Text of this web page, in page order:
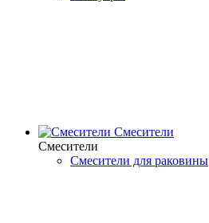
Смесители
Смесители
Смесители для раковины